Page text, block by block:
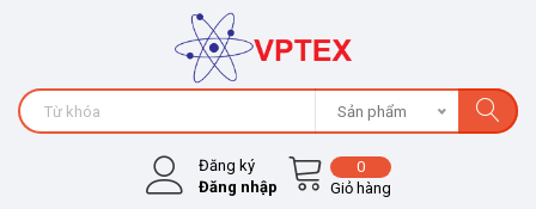
Sản phẩm
Đăng ký
Đăng nhập
0
Giỏ hàng